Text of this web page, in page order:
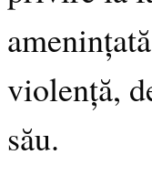
violență,
său.